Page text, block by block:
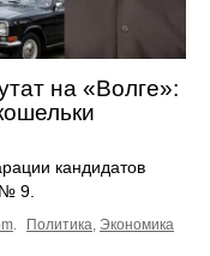
на «Волге»:
кандидатов
№ 9.
. Политика, Экономика